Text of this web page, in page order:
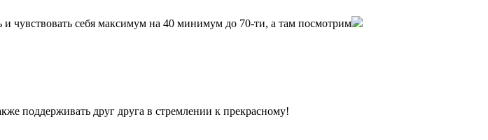
и чувствовать себя максимум на 40 минимум до 70-ти, а там посмотрим
поддерживать друг друга в стремлении к прекрасному!